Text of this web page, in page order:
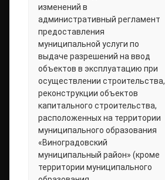
изменений в
административный регламент
предоставления
муниципальной услуги по
выдаче разрешений на ввод
объектов в эксплуатацию при
осуществлении строительства,
реконструкции объектов
капитального строительства,
расположенных на территории
муниципального образования
«Виноградовский
муниципальный район» (кроме
территории муниципального